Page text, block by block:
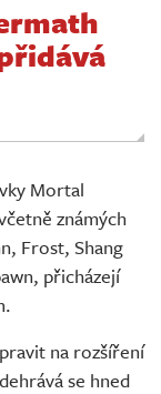
Mortal
známých
Frost, Shang
přicházejí
na rozšíření
se hned